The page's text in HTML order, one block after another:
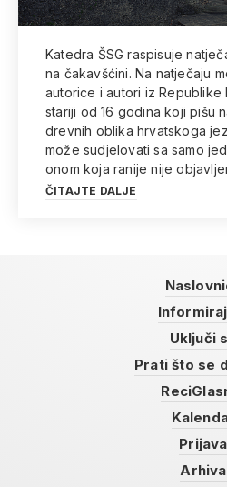
Katedra ŠSG raspisuje
na čakavšćini. Na natječaju
autorice i autori iz Republike
stariji od 16 godina koji pišu
drevnih oblika hrvatskoga
može sudjelovati sa samo
onom koja ranije nije
ČITAJTE DALJE
Uključi
Prati što se
Prijava
Arhiva